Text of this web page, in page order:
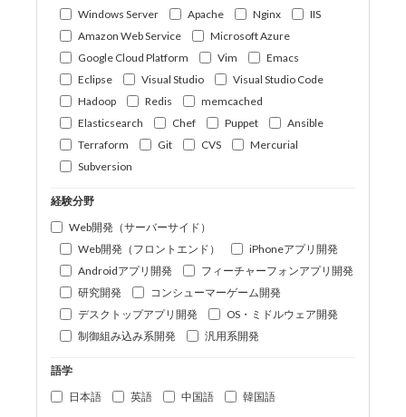
Windows Server
Apache Nginx
IIS
Amazon Web Service
Microsoft Azure
Google Cloud Platform
Vim
Emacs
Eclipse
Visual Studio
Visual Studio Code
Hadoop
Redis
memcached
Elasticsearch
Chef Puppet
Ansible
Terraform
Git CVS
Mercurial
Subversion
経験分野
Web開発（サーバーサイド）
Web開発（フロントエンド）
iPhoneアプリ開発
Androidアプリ開発
フィーチャーフォンアプリ開発
研究開発
コンシューマーゲーム開発
デスクトップアプリ開発
OS・ミドルウェア開発
制御組み込み系開発
汎用系開発
語学
日本語
英語 中国語 韓国語